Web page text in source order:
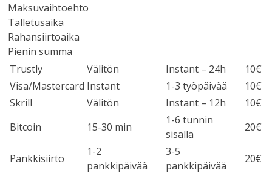
Maksuvaihtoehto
Talletusaika
Rahansiirtoaika
Pienin summa
Trustly
Välitön Instant – 24h
10€
Visa/Mastercard Instant 1-3 työpäivää
10€
Skrill
Välitön Instant – 12h
10€
Bitcoin
15-30 min
1-6 tunnin
sisällä
20€
Pankkisiirto
1-2
pankkipäivää
3-5
pankkipäivää
20€